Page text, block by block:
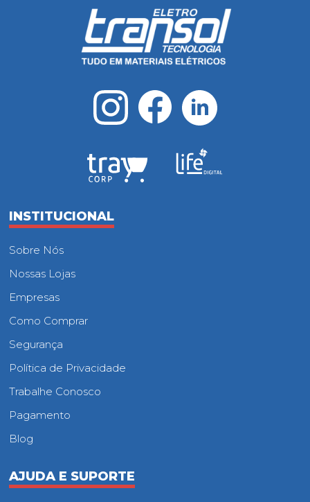
INSTITUCIONAL
Sobre Nós
Nossas Lojas
Empresas
Como Comprar
Segurança
Política de Privacidade
Trabalhe Conosco
Pagamento
Blog
AJUDA E SUPORTE